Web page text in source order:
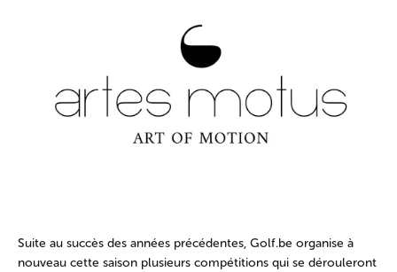
Suite au succès des années précédentes, Golf.be organise à
nouveau cette saison plusieurs compétitions qui se dérouleront